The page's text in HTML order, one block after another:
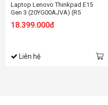
Laptop Lenovo Thinkpad E15
Gen 3 (20YG00AJVA) (R5
SSD/15.6 FHD/Dos/Đen)
18.399.000đ
Liên hệ